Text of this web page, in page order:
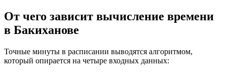
От чего зависит вычисление времени
в Бакиханове
Точные минуты в расписании выводятся алгоритмом,
который опирается на четыре входных данных: